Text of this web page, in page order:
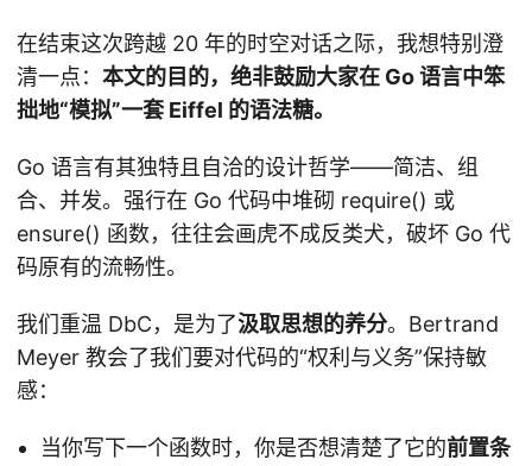
在结束这次跨越 20 年的时空对话之际，我想特别澄
清一点： 本文的目的，绝非鼓励大家在 Go 语言中笨
拙地“模拟”一套 Eiffel 的语法糖。
Go 语言有其独特且自洽的设计哲学——简洁、组
合、并发。强行在 Go 代码中堆砌 require() 或
ensure() 函数，往往会画虎不成反类犬，破坏 Go 代
码原有的流畅性。
我们重温 DbC，是为了汲取思想的养分。Bertrand
Meyer 教会了我们要对代码的“权利与义务”保持敏
感：
当你写下一个函数时，你是否想清楚了它的前置条